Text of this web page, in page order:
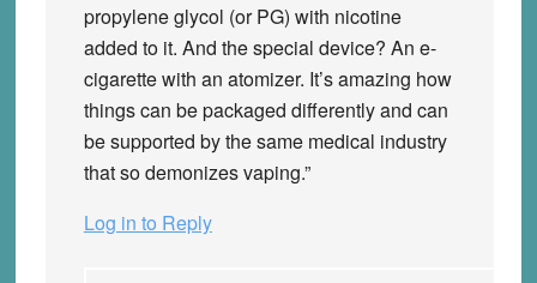
propylene glycol (or PG) with nicotine
added to it. And the special device? An e-
cigarette with an atomizer. It’s amazing how
things can be packaged differently and can
be supported by the same medical industry
that so demonizes vaping.”
Log in to Reply